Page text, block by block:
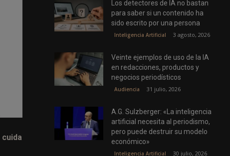
cuida
Los detectores de IA no bastan
para saber si un contenido ha
sido escrito por una persona
Inteligencia Artificial 3 agosto, 2026
Veinte ejemplos de uso de la IA
en redacciones, productos y
negocios periodísticos
Audiencia 31 julio, 2026
A.G. Sulzberger: «La inteligencia
artificial necesita al periodismo,
pero puede destruir su modelo
económico»
Inteligencia Artificial 30 julio, 2026